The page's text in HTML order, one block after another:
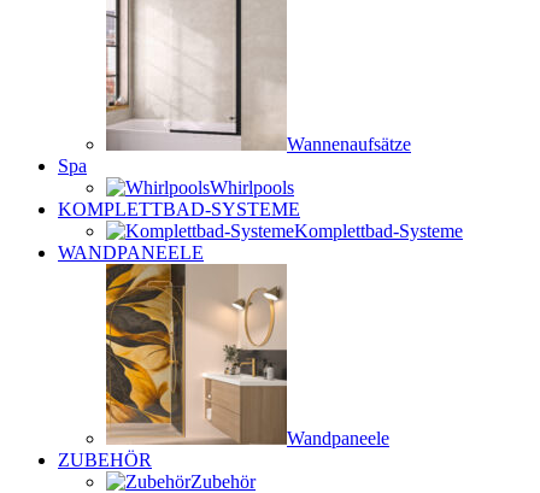
Wannenaufsätze
Spa
Whirlpools
KOMPLETTBAD-SYSTEME
Komplettbad-Systeme
WANDPANEELE
Wandpaneele
ZUBEHÖR
Zubehör